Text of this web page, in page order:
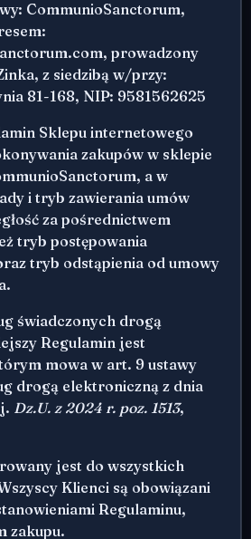
CommunioSanctorum,
prowadzony
z siedzibą w/przy:
81-168, NIP: 9581562625
Sklepu internetowego
zakupów w sklepie
a w
i tryb zawierania umów
za pośrednictwem
tryb postępowania
tryb odstąpienia od umowy
świadczonych drogą
Regulamin jest
mowa w art. 9 ustawy
drogą elektroniczną z dnia
Dz.U. z 2024 r. poz. 1513,
jest do wszystkich
Klienci są obowiązani
Regulaminu,
zakupu.